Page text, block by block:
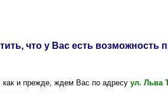
что у Вас есть
и прежде, ждем Вас по адресу ул. Льва